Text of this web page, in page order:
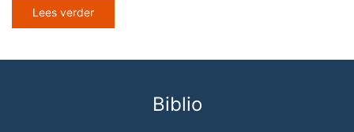
Lees verder
Biblio